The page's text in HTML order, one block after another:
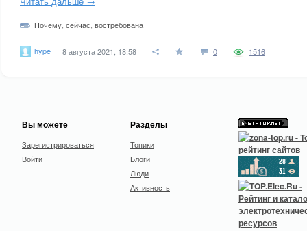
Почему сейчас востребована
hype 8 августа 2021, 18:58 0 1516
Вы можете
Зарегистрироваться
Войти
Разделы
Топики
Блоги
Люди
Активность